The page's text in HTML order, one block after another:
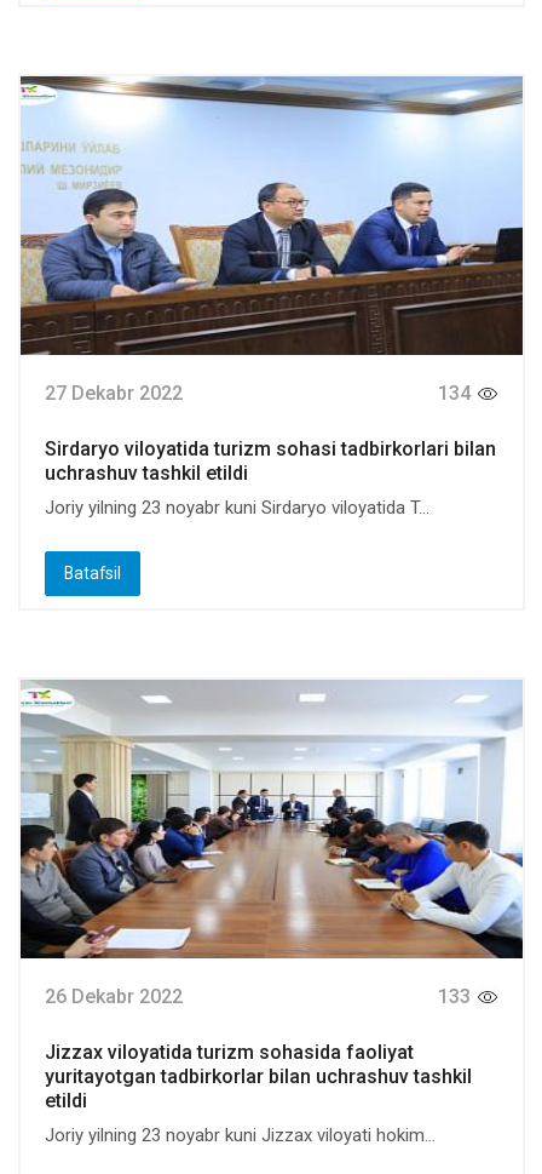
27 Dekabr 2022 134
Sirdaryo viloyatida turizm sohasi tadbirkorlari bilan
uchrashuv tashkil etildi
Joriy yilning 23 noyabr kuni Sirdaryo viloyatida T...
Batafsil
26 Dekabr 2022 133
Jizzax viloyatida turizm sohasida faoliyat
yuritayotgan tadbirkorlar bilan uchrashuv tashkil
etildi
Joriy yilning 23 noyabr kuni Jizzax viloyati hokim...